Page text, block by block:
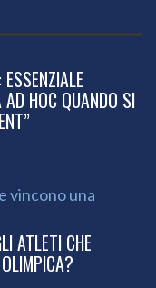
AD HOC QUANDO SI
ATLETI CHE